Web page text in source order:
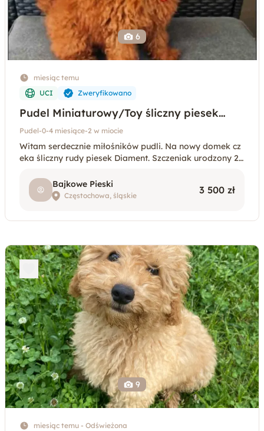
6
miesiąc temu
UCI
Zweryfikowano
Pudel Miniaturowy/Toy śliczny piesek
pudelek red
Pudel-0-4 miesiące-2 w miocie
Witam serdecznie miłośników pudli. Na nowy domek cz
eka śliczny rudy piesek Diament. Szczeniak urodzony 24
pudel toy,piesek nie wyrośnie duży,ok 3,
Bajkowe Pieski
Częstochowa, śląskie 3 500 zł
9
miesiąc temu - Odświeżona